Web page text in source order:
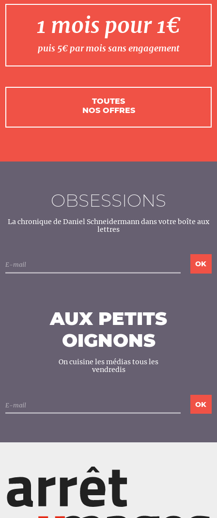
1 mois pour 1€
puis 5€ par mois sans engagement
TOUTES
NOS OFFRES
OBSESSIONS
La chronique de Daniel Schneidermann dans votre boîte aux
lettres
AUX PETITS
OIGNONS
On cuisine les médias tous les
vendredis